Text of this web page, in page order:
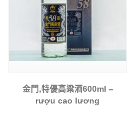
金門,特優高粱酒600ml –
rượu cao lương